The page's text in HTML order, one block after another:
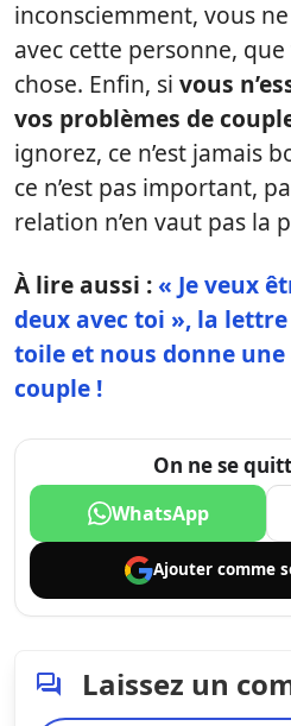
inconsciemment, vous
avec cette personne, que
chose. Enfin, si vous
vos problèmes de
ignorez, ce n’est jamais
ce n’est pas important,
relation n’en vaut pas la
À lire aussi :« Je veux
deux avec toi », la
toile et nous donne
couple !
On ne se
WhatsApp
Ajouter comme
Laissez un